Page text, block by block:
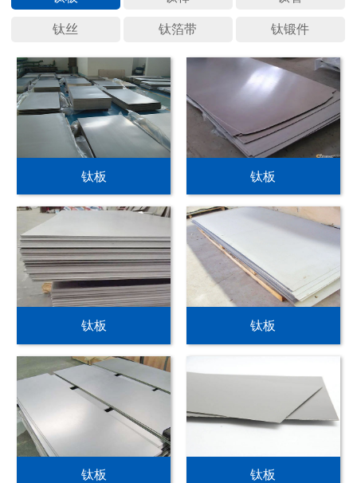
钛丝 钛箔带 钛锻件
钛板 钛板
钛板 钛板
钛板 钛板